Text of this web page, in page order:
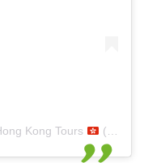
Kong Tours (@vivehongkong)